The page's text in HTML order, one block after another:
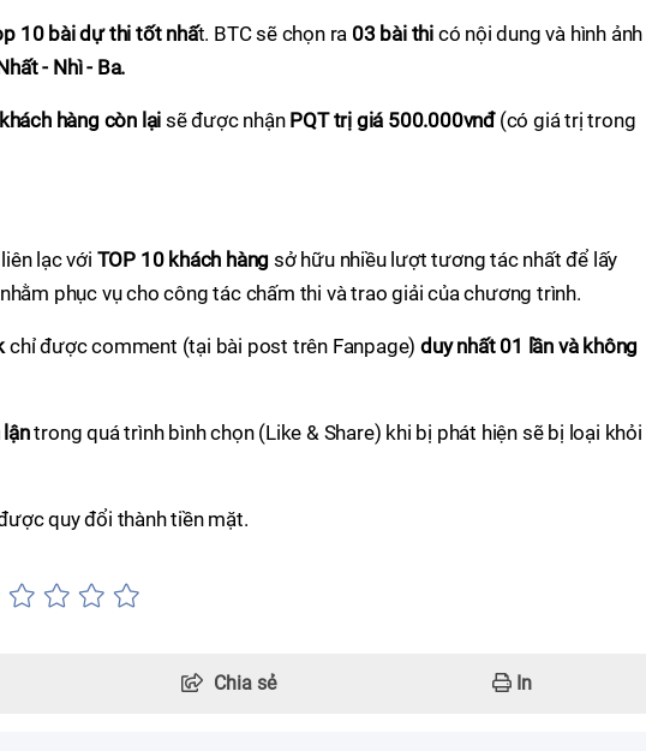
10 bài dự thi tốt nhất. BTC sẽ chọn ra 03 bài thi có nội dung và hình ảnh
- Nhì - Ba.
hàng còn lại sẽ được nhận PQT trị giá 500.000vnđ(có giá trị trong
lạc với TOP 10 khách hàng sở hữu nhiều lượt tương tác nhất để lấy
nhằm phục vụ cho công tác chấm thi và trao giải của chương trình.
chỉ được comment (tại bài post trên Fanpage) duy nhất 01 lần và không
trong quá trình bình chọn (Like & Share) khi bị phát hiện sẽ bị loại khỏi
quy đổi thành tiền mặt.
Chia sẻ In